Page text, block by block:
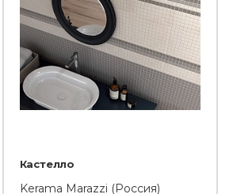
Кастелло
Kerama Marazzi (Россия)